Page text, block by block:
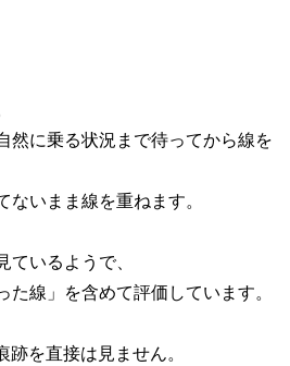
然に乗る状況まで待ってから線を
いまま線を重ねます。
いるようで、
線」を含めて評価しています。
を直接は見ません。